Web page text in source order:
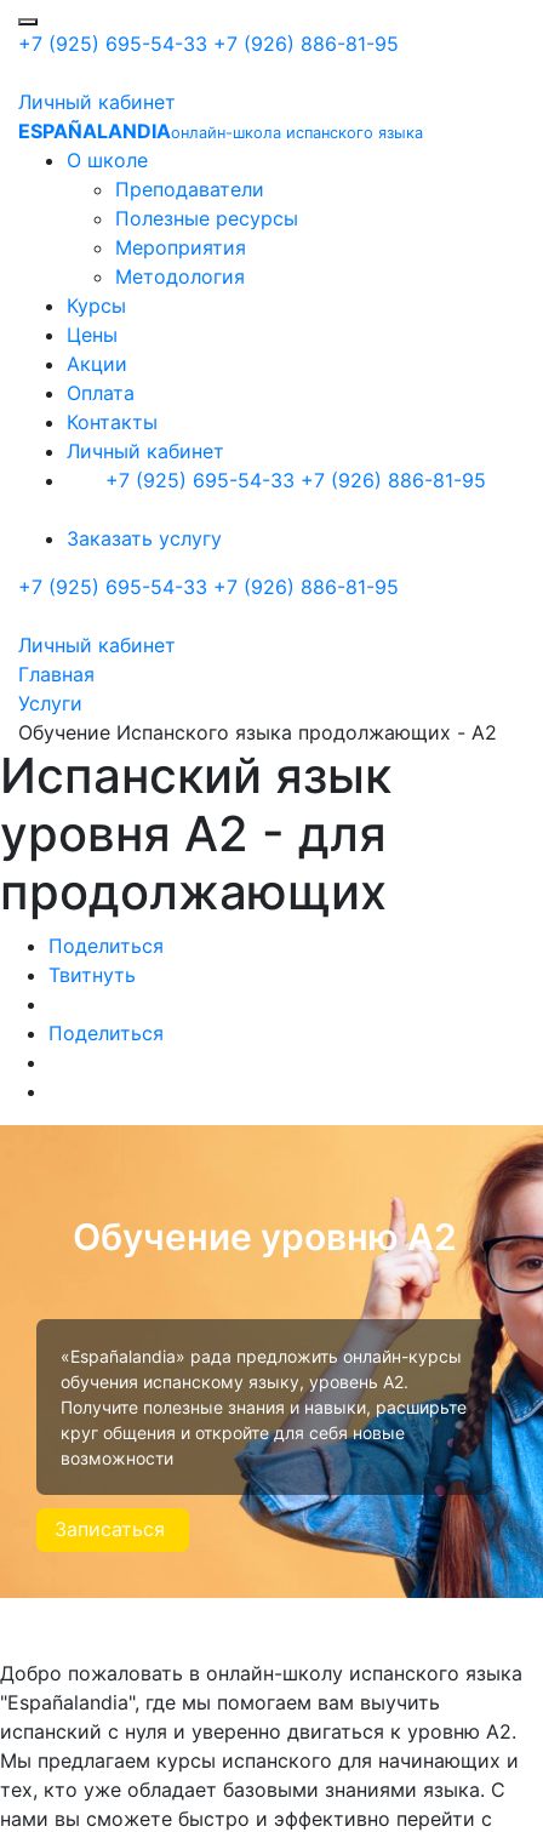
+7 (925) 695-54-33 +7 (926) 886-81-95
Личный кабинет
ESPAÑALANDIAонлайн-школа испанского языка
О школе
Преподаватели
Полезные ресурсы
Мероприятия
Методология
Курсы
Цены
Акции
Оплата
Контакты
Личный кабинет
+7 (925) 695-54-33 +7 (926) 886-81-95
Заказать услугу
+7 (925) 695-54-33 +7 (926) 886-81-95
Личный кабинет
Главная
Услуги
Обучение Испанского языка продолжающих - A2
Испанский язык
уровня А2 - для
продолжающих
Поделиться
Твитнуть
Поделиться
Обучение уровню А2
«Españalandia» рада предложить онлайн-курсы
обучения испанскому языку, уровень А2.
Получите полезные знания и навыки, расширьте
круг общения и откройте для себя новые
возможности
Записаться
Добро пожаловать в онлайн-школу испанского языка
"Españalandia", где мы помогаем вам выучить
испанский с нуля и уверенно двигаться к уровню A2.
Мы предлагаем курсы испанского для начинающих и
тех, кто уже обладает базовыми знаниями языка. С
нами вы сможете быстро и эффективно перейти с